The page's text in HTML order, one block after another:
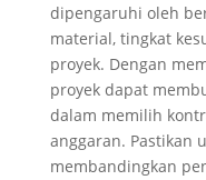
dipengaruhi oleh
material, tingkat
proyek. Dengan
proyek dapat
dalam memilih
anggaran. Pastikan
membandingkan